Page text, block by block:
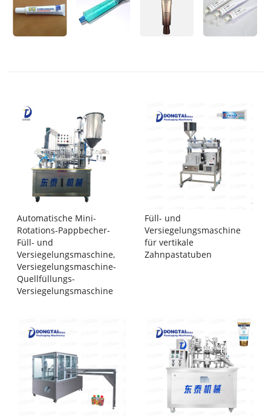
Automatische Mini-
Rotations-Pappbecher-
Füll- und
Versiegelungsmaschine,
Versiegelungsmaschine-
Quellfüllungs-
Versiegelungsmaschine
Füll- und
Versiegelungsmaschine
für vertikale
Zahnpastatuben